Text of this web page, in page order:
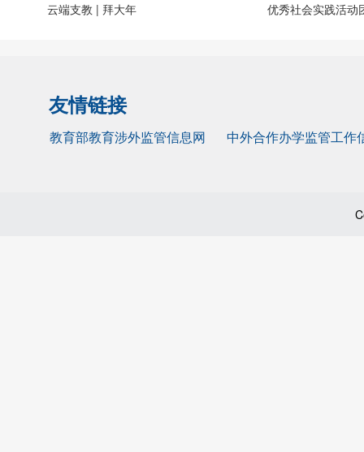
云端支教 | 拜大年 优秀社会实践活动
友情链接
教育部教育涉外监管信息网 中外合作办学监管工作